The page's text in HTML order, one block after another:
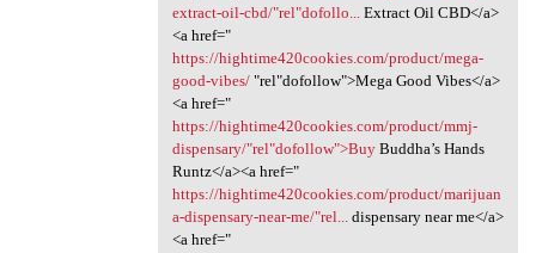
extract-oil-cbd/"rel"dofollo...
Extract Oil CBD</a>
<a href="
https://hightime420cookies.com/product/mega-
good-vibes/‎"rel"dofollow">Mega Good Vibes</a>
<a href="
https://hightime420cookies.com/product/mmj-
dispensary/"rel"dofollow">BuyBuddha’s Hands
Runtz</a><a href="
https://hightime420cookies.com/product/marijuan
a-dispensary-near-me/"rel...
dispensary near me</a>
<a href="